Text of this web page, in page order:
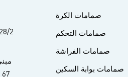
صمامات الكرة
صمامات التحكم
صمامات الفراشة
صمامات بوابة السكين